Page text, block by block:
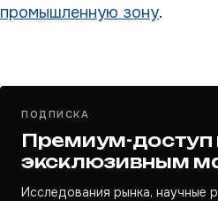
промышленную зону.
ПОДПИСКА
Премиум-доступ
эксклюзивным
Исследования рынка, научные